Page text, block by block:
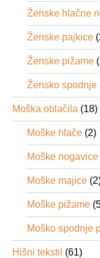
Ženske hlačne
Ženske pajkice
Ženske pižame
Žensko spodnje
Moška oblačila (18)
Moške hlače (2)
Moške nogavice
Moške majice
Moške pižame
Moško spodnje
Hišni tekstil (61)